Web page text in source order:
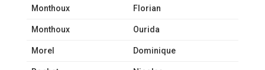
Monthoux Florian
Monthoux Ourida
Morel Dominique